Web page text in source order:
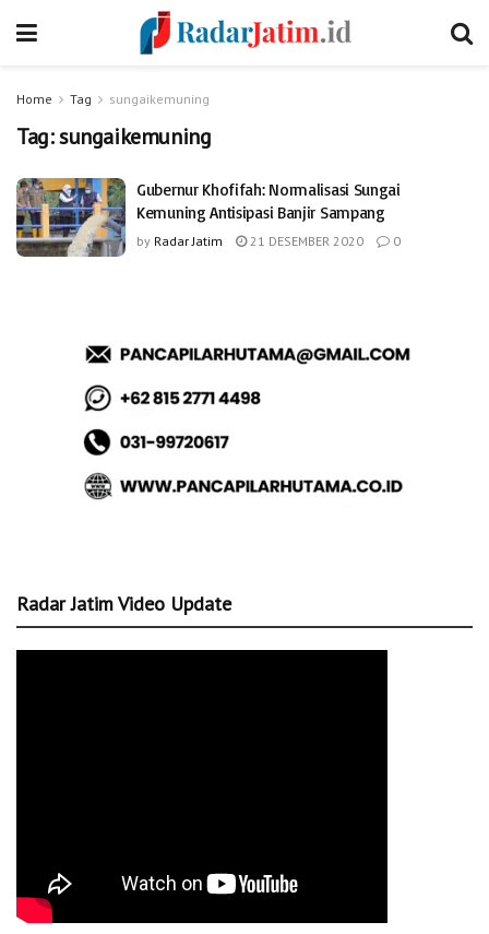
Home Tag sungaikemuning
Tag:sungaikemuning
Gubernur Khofifah: Normalisasi Sungai
Kemuning Antisipasi Banjir Sampang
by Radar Jatim 21 DESEMBER 2020 0
Radar Jatim Video Update